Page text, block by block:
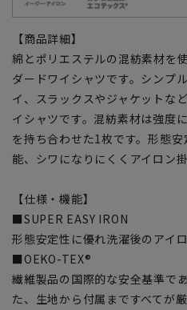
【商品詳細】
綿とポリエステルの混紡素材を
ダードワイシャツです。シンプ
イ、スラックスやジャケットな
イシャツです。混紡素材は強度
を持ち合わせた1枚です。形態
能、シワになりにくくアイロン掛
【仕様・機能】
■SUPER EASY IRON
形態安定性に優れ洗濯後のアイ
■OEKO-TEX®
繊維製品の国際的な安全基準で
た、生地から付属まですべてが